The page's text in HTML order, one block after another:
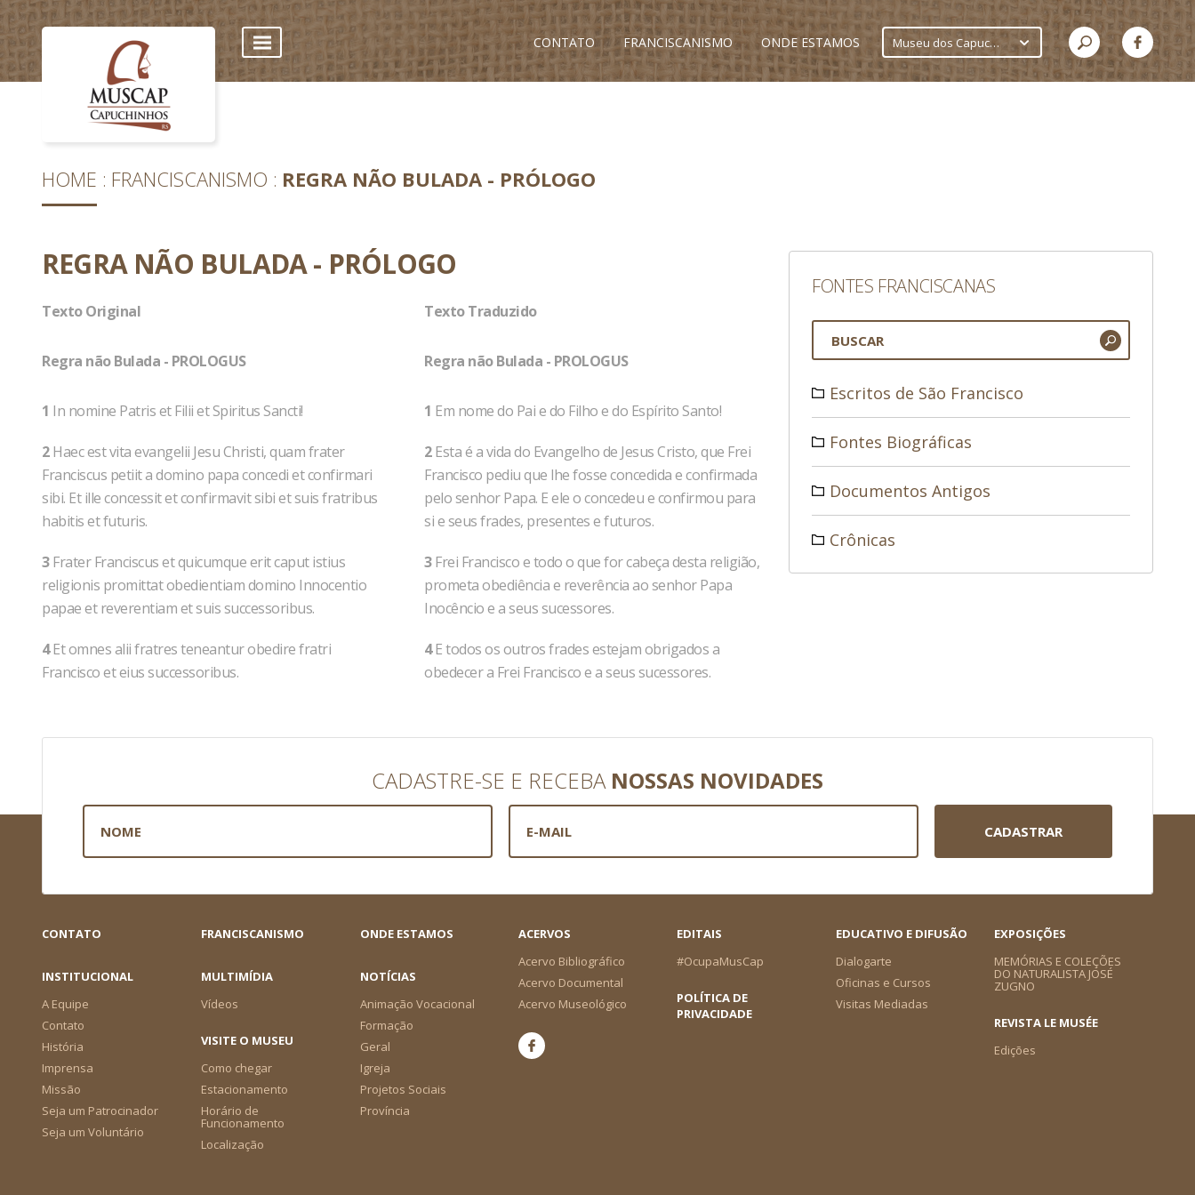
CONTATO FRANCISCANISMO ONDE ESTAMOS Museu dos Capuchinhos
HOME FRANCISCANISMO REGRA NÃO BULADA - PRÓLOGO
REGRA NÃO BULADA - PRÓLOGO
Texto Original
Regra não Bulada - PROLOGUS
1 In nomine Patris et Filii et Spiritus Sancti!
2Haec est vita evangelii Jesu Christi, quam frater
Franciscus petiit a domino papa concedi et confirmari
sibi. Et ille concessit et confirmavit sibi et suis fratribus
habitis et futuris.
3Frater Franciscus et quicumque erit caput istius
religionis promittat obedientiam domino Innocentio
papae et reverentiam et suis successoribus.
4Et omnes alii fratres teneantur obedire fratri
Francisco et eius successoribus.
Texto Traduzido
Regra não Bulada - PROLOGUS
1 Em nome do Pai e do Filho e do Espírito Santo!
2Esta é a vida do Evangelho de Jesus Cristo, que Frei
Francisco pediu que lhe fosse concedida e confirmada
pelo senhor Papa. E ele o concedeu e confirmou para
si e seus frades, presentes e futuros.
3Frei Francisco e todo o que for cabeça desta religião,
prometa obediência e reverência ao senhor Papa
Inocêncio e a seus sucessores.
4E todos os outros frades estejam obrigados a
obedecer a Frei Francisco e a seus sucessores.
FONTES FRANCISCANAS
Escritos de São Francisco
Fontes Biográficas
Documentos Antigos
Crônicas
CADASTRE-SE E RECEBA NOSSAS NOVIDADES
CADASTRAR
CONTATO FRANCISCANISMO ONDE ESTAMOS
ACERVOS
Acervo Bibliográfico
Acervo Documental
Acervo Museológico
EDITAIS
#OcupaMusCap
EDUCATIVO E DIFUSÃO
Dialogarte
Oficinas e Cursos
Visitas Mediadas
EXPOSIÇÕES
MEMÓRIAS E COLEÇÕES
DO NATURALISTA JOSÉ
ZUGNO
INSTITUCIONAL
A Equipe
Contato
História
Imprensa
Missão
Seja um Patrocinador
Seja um Voluntário
MULTIMÍDIA
Vídeos
NOTÍCIAS
Animação Vocacional
Formação
Geral
Igreja
Projetos Sociais
Província
POLÍTICA DE
PRIVACIDADE
REVISTA LE MUSÉE
Edições
VISITE O MUSEU
Como chegar
Estacionamento
Horário de
Funcionamento
Localização